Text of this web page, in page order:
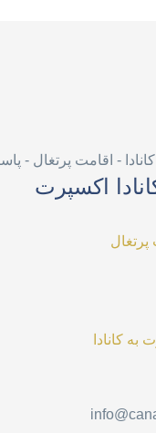
اکسپرت
کانادا